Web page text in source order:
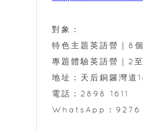
對象：
特色主題英語營｜8
專題體驗英語營｜2
地址：天后銅鑼灣道
電話：2898 1611
WhatsApp：9276